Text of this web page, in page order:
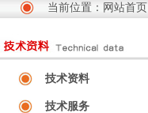
当前位置： 网站首页
技术资料
技术服务